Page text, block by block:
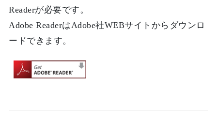
Readerが必要です。
Adobe ReaderはAdobe社WEBサイトからダウンロ
ードできます。